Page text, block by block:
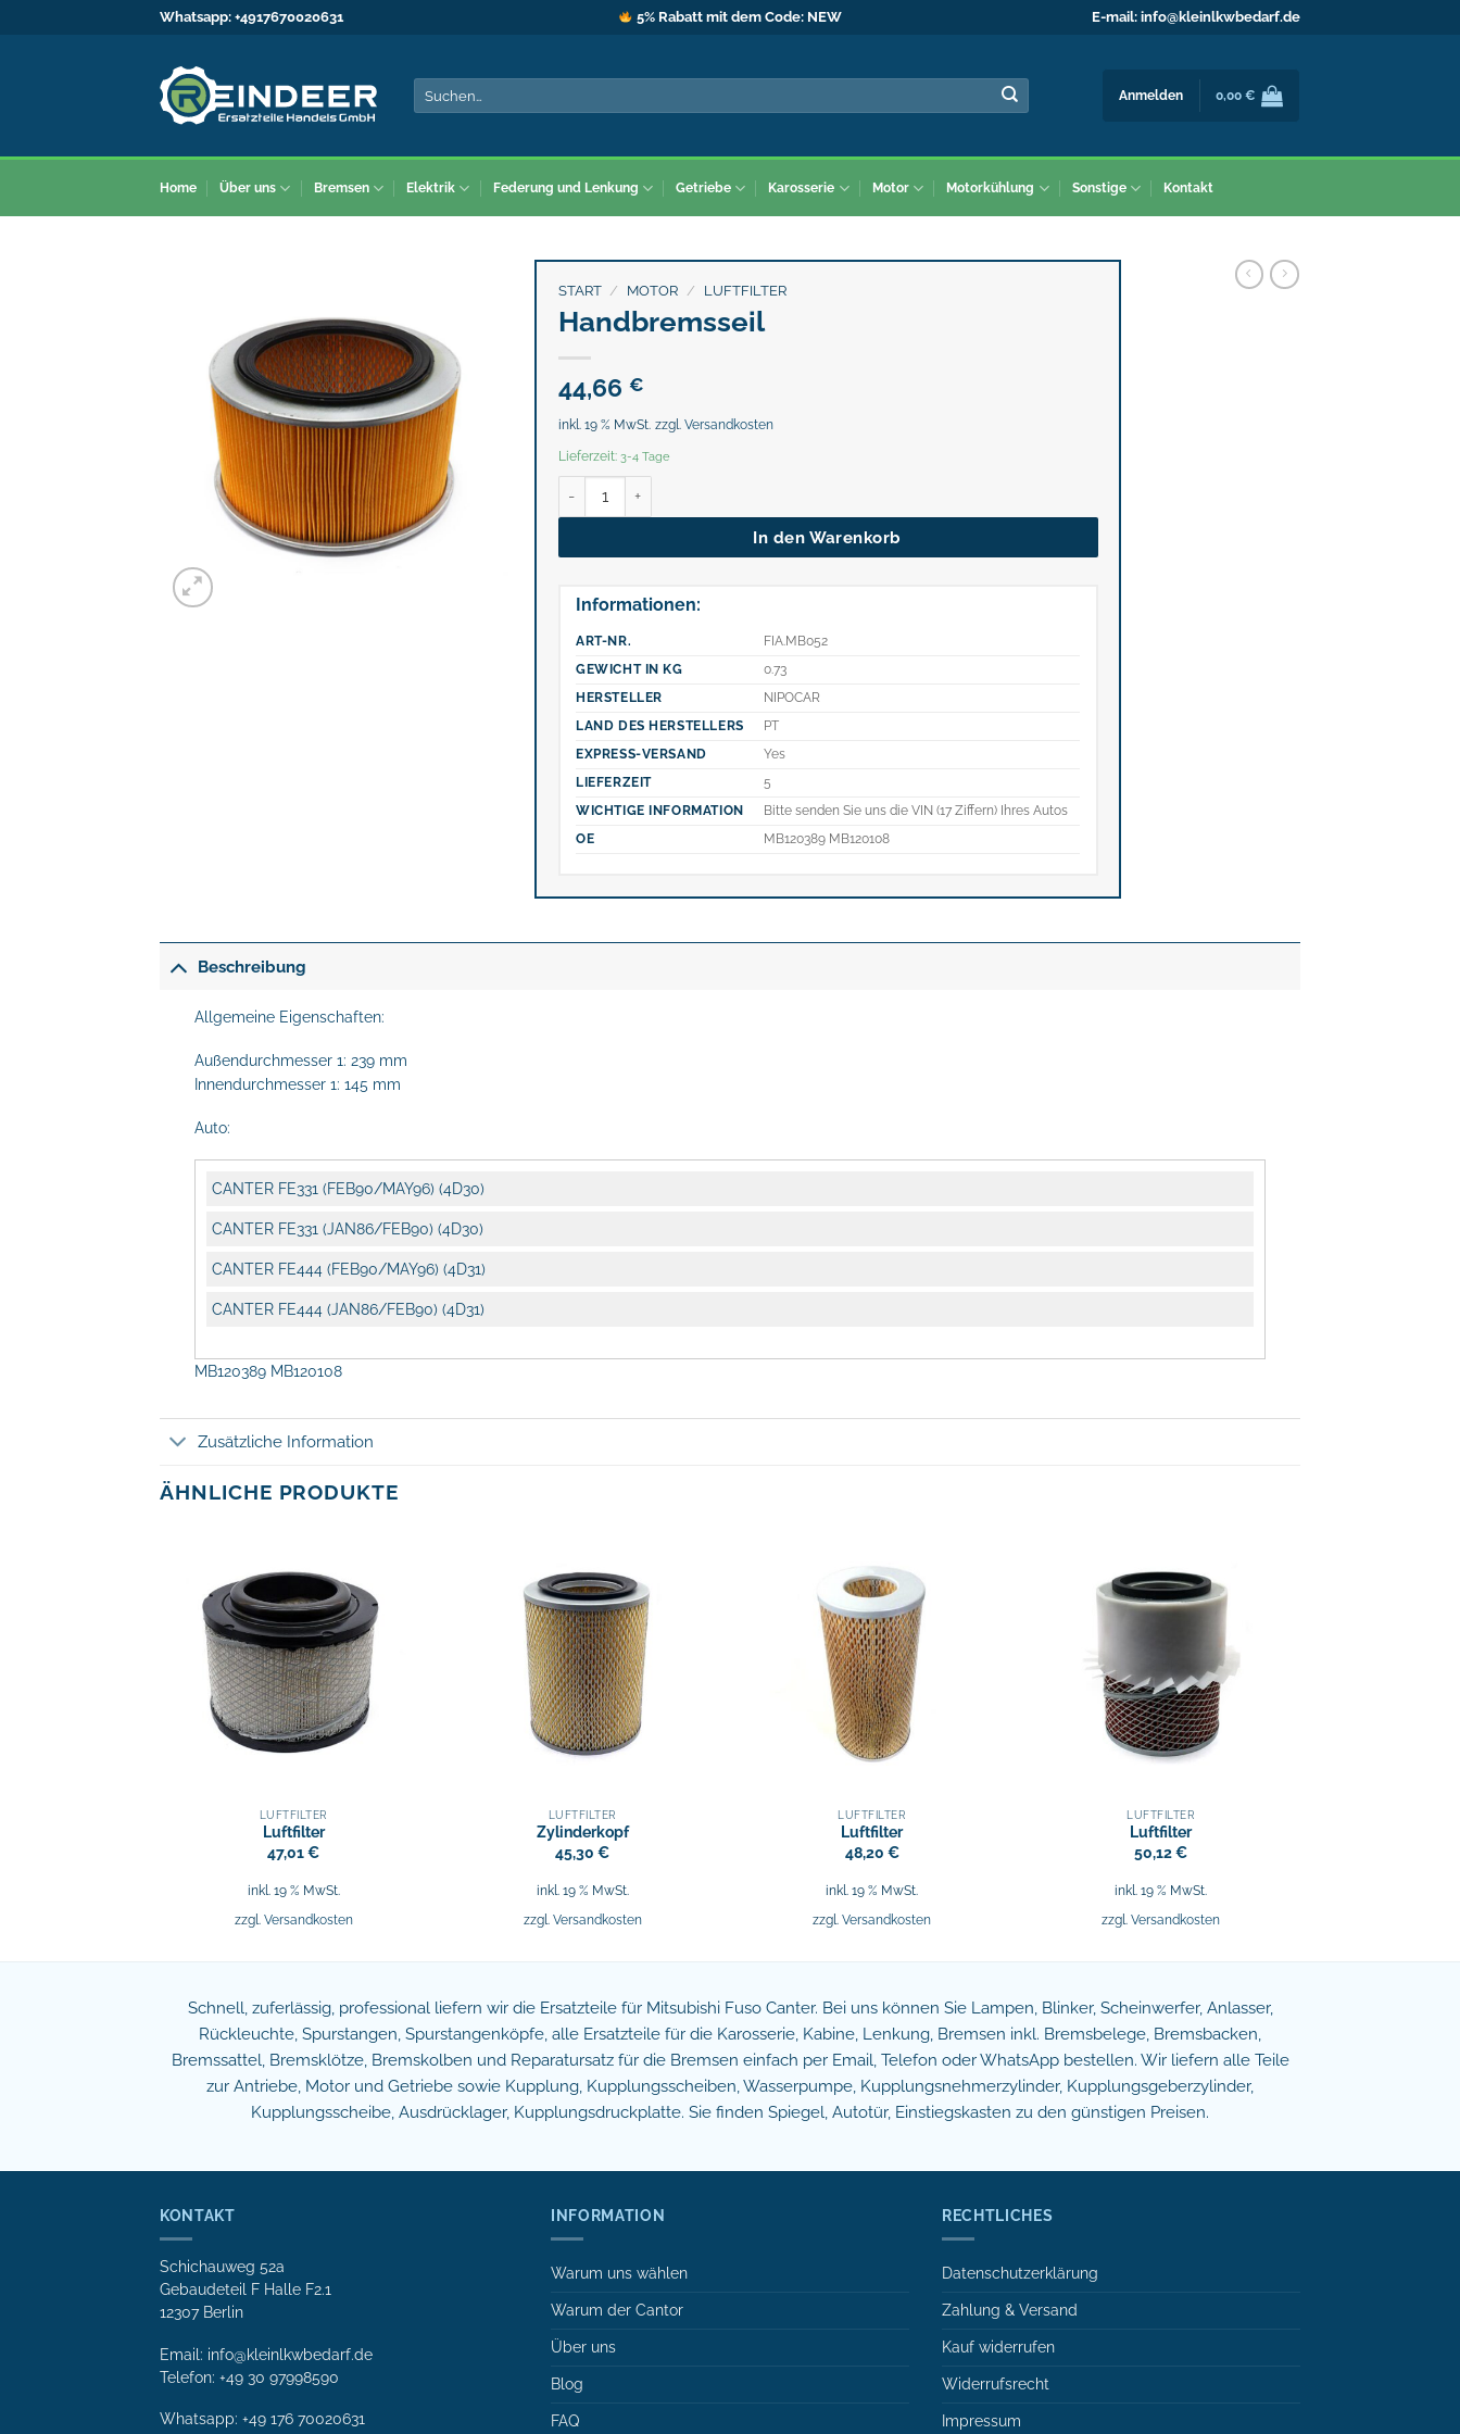
Whatsapp: +4917670020631 5% Rabatt mit dem Code: NEW E-mail:info@kleinlkwbedarf.de
Anmelden 0,00 €
Home Über uns Bremsen Elektrik Federung und Lenkung Getriebe Karosserie Motor Motorkühlung Sonstige Kontakt
START / MOTOR / LUFTFILTER
Handbremsseil
44,66 €
inkl. 19 % MwSt. zzgl. Versandkosten
Lieferzeit: 3-4 Tage
In den Warenkorb
Informationen:
ART-NR.
FIA.MB052
GEWICHT IN KG
0.73
HERSTELLER
NIPOCAR
LAND DES HERSTELLERS
PT
EXPRESS-VERSAND
Yes
LIEFERZEIT
5
WICHTIGE INFORMATION
Bitte senden Sie uns die VIN (17 Ziffern) Ihres Autos
OE
MB120389 MB120108
Beschreibung
Allgemeine Eigenschaften:
Außendurchmesser 1: 239 mm
Innendurchmesser 1: 145 mm
Auto:
CANTER FE331 (FEB90/MAY96) (4D30)
CANTER FE331 (JAN86/FEB90) (4D30)
CANTER FE444 (FEB90/MAY96) (4D31)
CANTER FE444 (JAN86/FEB90) (4D31)
MB120389 MB120108
Zusätzliche Information
ÄHNLICHE PRODUKTE
LUFTFILTER
Luftfilter
47,01€
inkl. 19 % MwSt.
zzgl. Versandkosten
LUFTFILTER
Zylinderkopf
45,30€
inkl. 19 % MwSt.
zzgl. Versandkosten
LUFTFILTER
Luftfilter
48,20 €
inkl. 19 % MwSt.
zzgl.Versandkosten
LUFTFILTER
Luftfilter
50,12€
inkl. 19 % MwSt.
zzgl.Versandkosten
Schnell, zuferlässig, professional liefern wir die Ersatzteile für Mitsubishi Fuso Canter. Bei uns können Sie Lampen, Blinker, Scheinwerfer, Anlasser,
Rückleuchte, Spurstangen, Spurstangenköpfe, alle Ersatzteile für die Karosserie, Kabine, Lenkung, Bremsen inkl. Bremsbelege, Bremsbacken,
Bremssattel, Bremsklötze, Bremskolben und Reparatursatz für die Bremsen einfach per Email, Telefon oder WhatsApp bestellen. Wir liefern alle Teile
zur Antriebe, Motor und Getriebe sowie Kupplung, Kupplungsscheiben, Wasserpumpe, Kupplungsnehmerzylinder, Kupplungsgeberzylinder,
Kupplungsscheibe, Ausdrücklager, Kupplungsdruckplatte. Sie finden Spiegel, Autotür, Einstiegskasten zu den günstigen Preisen.
KONTAKT
Schichauweg 52a
Gebaudeteil F Halle F2.1
12307 Berlin
Email: info@kleinlkwbedarf.de
Telefon: +49 30 97998590
Whatsapp: +49 176 70020631
INFORMATION
Warum uns wählen
Warum der Cantor
Über uns
Blog
FAQ
RECHTLICHES
Datenschutzerklärung
Zahlung & Versand
Kauf widerrufen
Widerrufsrecht
Impressum